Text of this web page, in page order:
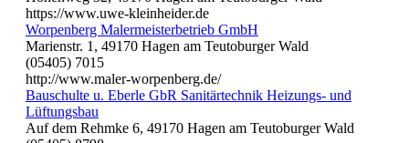
https://www.uwe-kleinheider.de
Worpenberg Malermeisterbetrieb GmbH
Marienstr. 1, 49170 Hagen am Teutoburger Wald
(05405) 7015
http://www.maler-worpenberg.de/
Bauschulte u. Eberle GbR Sanitärtechnik Heizungs- und
Lüftungsbau
Auf dem Rehmke 6, 49170 Hagen am Teutoburger Wald